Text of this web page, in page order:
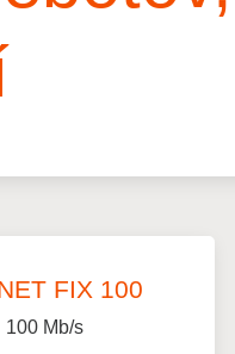
FIX 100
100Mb/s